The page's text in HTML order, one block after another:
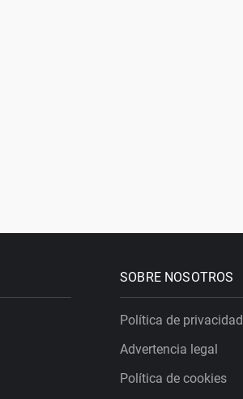
SOBRE NOSOTROS
Política de privacidad
Advertencia legal
Política de cookies